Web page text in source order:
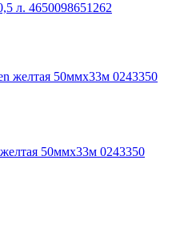
л. 4650098651262
50ммx33м 0243350